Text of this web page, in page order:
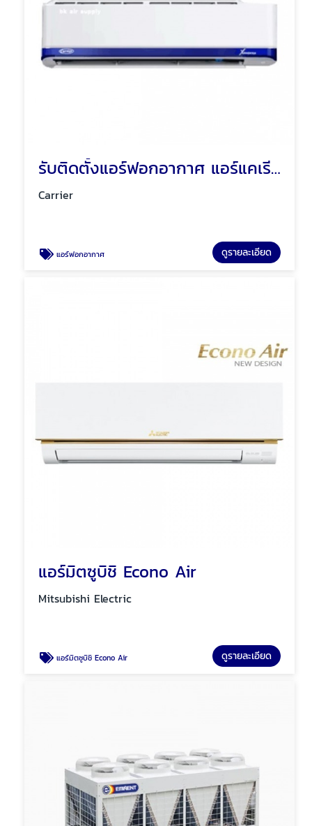
รับติดตั้งแอร์ฟอกอากาศ แอร์แคเรียร์
Carrier
แอร์ฟอกอากาศ ดูรายละเอียด
แอร์มิตซูบิชิ Econo Air
Mitsubishi Electric
แอร์มิตซูบิชิ Econo Air ดูรายละเอียด